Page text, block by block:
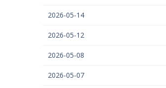
2026-05-14
2026-05-12
2026-05-08
2026-05-07